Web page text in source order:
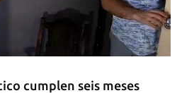
cumplen seis meses